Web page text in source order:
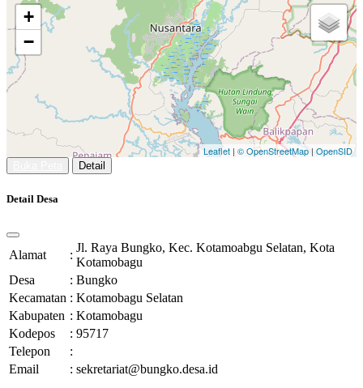
+
−
Leaflet | © OpenStreetMap | OpenSID
Detail
Detail Desa
Alamat :
Jl. Raya Bungko, Kec. Kotamoabgu Selatan, Kota
Kotamobagu
Desa
: Bungko
Kecamatan : Kotamobagu Selatan
Kabupaten : Kotamobagu
Kodepos
: 95717
Telepon
:
Email
: sekretariat@bungko.desa.id